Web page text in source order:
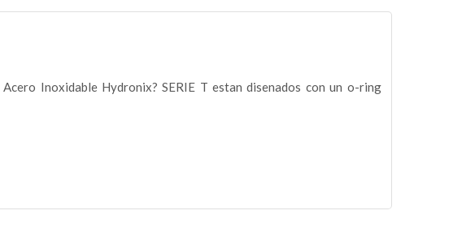
Inoxidable Hydronix? SERIE T estan disenados con un o-ring